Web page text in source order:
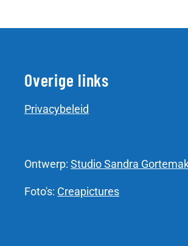
Overige links
Privacybeleid
Ontwerp: Studio Sandra
Foto's: Creapictures